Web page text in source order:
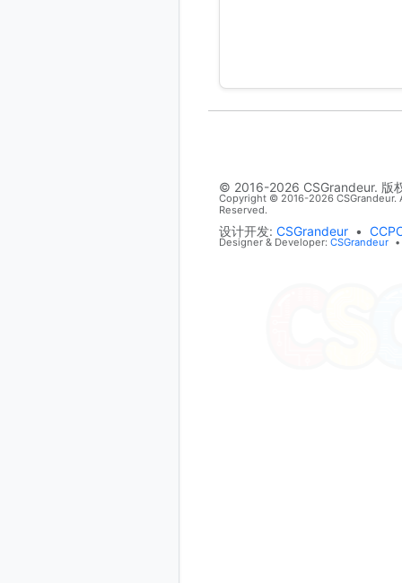
© 2016-2026 CSGrandeur. 版
Copyright © 2016-2026 CSGrandeur.
Reserved.
设计开发: CSGrandeur •
Designer & Developer: CSGrandeur •